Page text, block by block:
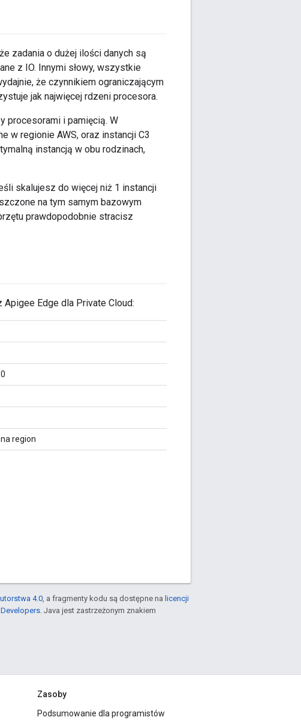
zadania o dużej ilości danych są
z IO. Innymi słowy, wszystkie
że czynnikiem ograniczającym
jak najwięcej rdzeni procesora.
procesorami i pamięcią. W
w regionie AWS, oraz instancji C3
instancją w obu rodzinach,
skalujesz do więcej niż 1 instancji
na tym samym bazowym
prawdopodobnie stracisz
Edge dla Private Cloud:
region
4.0, a fragmenty kodu są dostępne na licencji
. Java jest zastrzeżonym znakiem
Zasoby
Podsumowanie dla programistów